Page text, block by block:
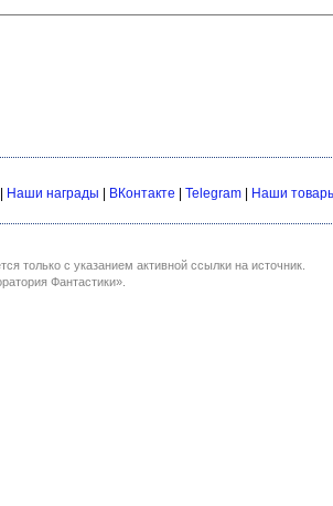
Наши награды ВКонтакте Telegram Наши
только с указанием активной ссылки на источник.
Фантастики».